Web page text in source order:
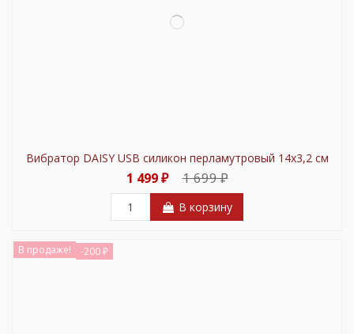
Вибратор DAISY USB силикон перламутровый 14х3,2 см
1 499 ₽ 1 699 ₽
В корзину
В продаже! -200 ₽